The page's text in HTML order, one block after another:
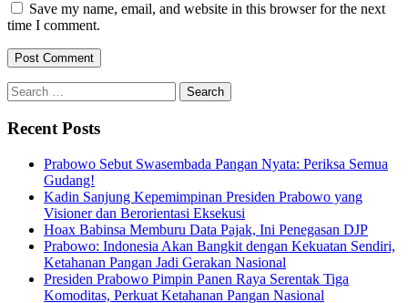
Save my name, email, and website in this browser for the next
time I comment.
Search
for:
Recent Posts
Prabowo Sebut Swasembada Pangan Nyata: Periksa Semua
Gudang!
Kadin Sanjung Kepemimpinan Presiden Prabowo yang
Visioner dan Berorientasi Eksekusi
Hoax Babinsa Memburu Data Pajak, Ini Penegasan DJP
Prabowo: Indonesia Akan Bangkit dengan Kekuatan Sendiri,
Ketahanan Pangan Jadi Gerakan Nasional
Presiden Prabowo Pimpin Panen Raya Serentak Tiga
Komoditas, Perkuat Ketahanan Pangan Nasional